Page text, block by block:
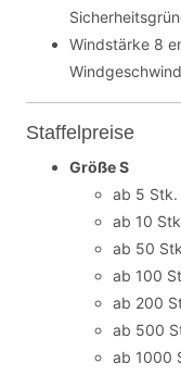
Windstärke 8
Staffelpreise
Größe S
ab 5
ab 10
ab 50
ab 100
ab 200
ab 500
ab 1000